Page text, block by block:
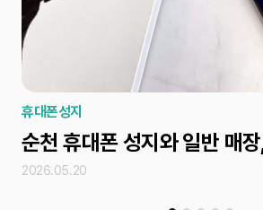
휴대폰성지
2026.05.20